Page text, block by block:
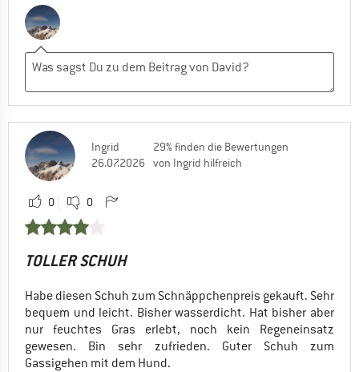
Ingrid
26.07.2026
29% finden die Bewertungen
von Ingrid hilfreich
0 0
TOLLER SCHUH
Habe diesen Schuh zum Schnäppchenpreis gekauft. Sehr
bequem und leicht. Bisher wasserdicht. Hat bisher aber
nur feuchtes Gras erlebt, noch kein Regeneinsatz
gewesen. Bin sehr zufrieden. Guter Schuh zum
Gassigehen mit dem Hund.